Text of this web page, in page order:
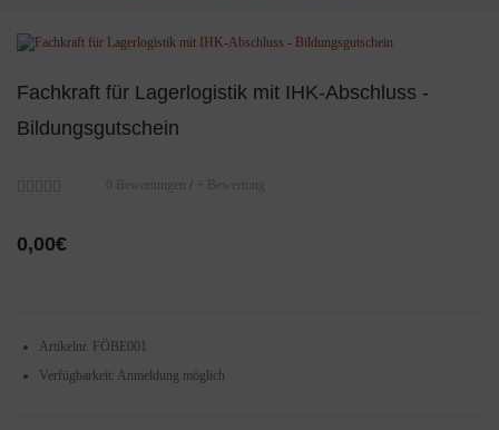
Fachkraft für Lagerlogistik mit IHK-Abschluss -
Bildungsgutschein
0 Bewertungen / + Bewertung
0,00€
Artikelnr. FÖBE001
Verfügbarkeit: Anmeldung möglich